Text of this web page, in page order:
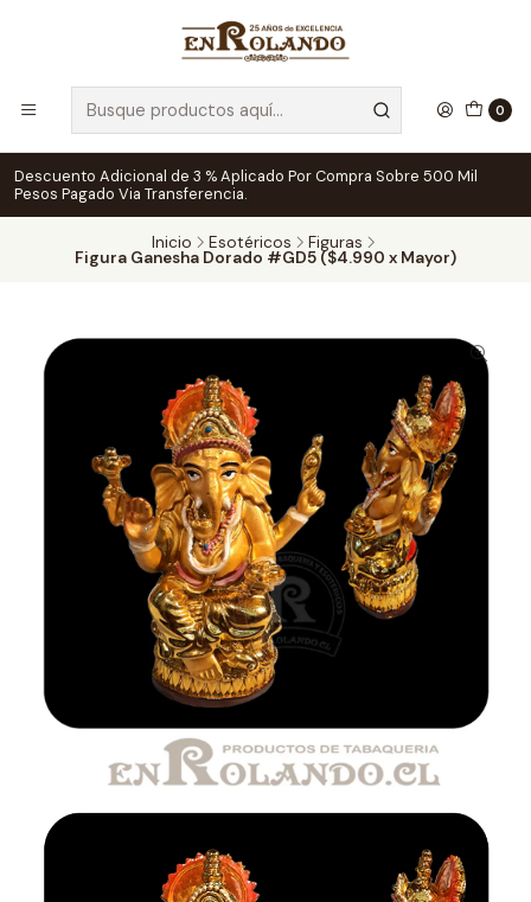
0
Descuento Adicional de 3 % Aplicado Por Compra Sobre 500 Mil
Pesos Pagado Via Transferencia.
Inicio Esotéricos Figuras
Figura Ganesha Dorado #GD5 ($4.990 x Mayor)